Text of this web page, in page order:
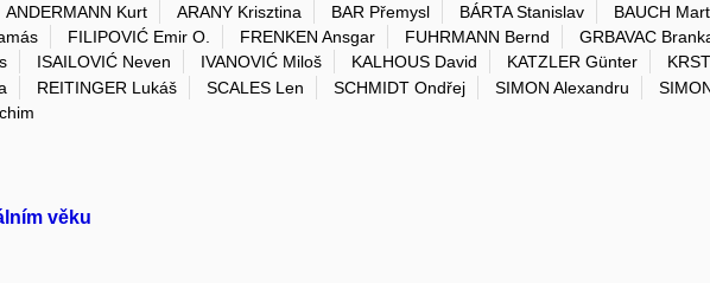
ANDERMANN Kurt ARANY Krisztina BAR Přemysl BÁRTA Stanislav BAUCH
FILIPOVIĆ Emir O. FRENKEN Ansgar FUHRMANN Bernd GRBAVAC
ISAILOVIĆ Neven IVANOVIĆ Miloš KALHOUS David KATZLER Günter
REITINGER Lukáš SCALES Len SCHMIDT Ondřej SIMON Alexandru
věku